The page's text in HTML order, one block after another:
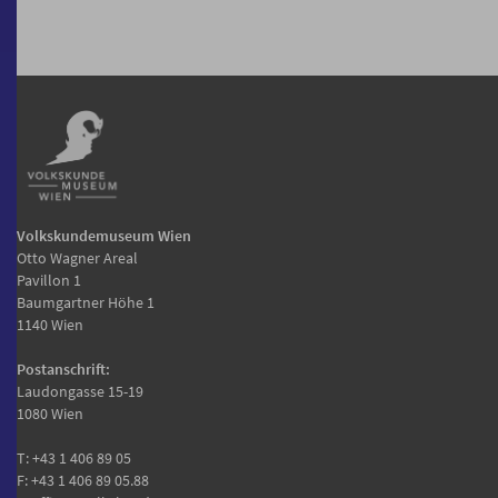
Volkskundemuseum Wien
Otto Wagner Areal
Pavillon 1
Baumgartner Höhe 1
1140 Wien
Postanschrift:
Laudongasse 15-19
1080 Wien
T:+43 1 406 89 05
F: +43 1 406 89 05.88